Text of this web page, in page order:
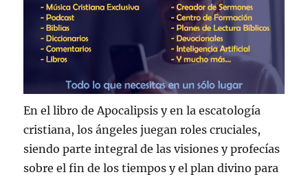
En el libro de Apocalipsis y en la escatología
cristiana, los ángeles juegan roles cruciales,
siendo parte integral de las visiones y profecías
sobre el fin de los tiempos y el plan divino para